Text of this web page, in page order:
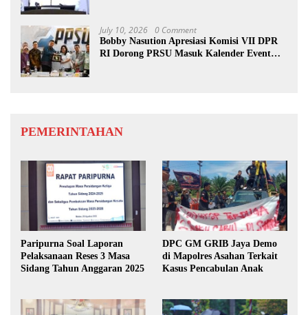
July 10, 2026 0 Comment
Bobby Nasution Apresiasi Komisi VII DPR
RI Dorong PRSU Masuk Kalender Event
PEMERINTAHAN
Paripurna Soal Laporan
Pelaksanaan Reses 3 Masa
Sidang Tahun Anggaran 2025
DPC GM GRIB Jaya Demo
di Mapolres Asahan Terkait
Kasus Pencabulan Anak